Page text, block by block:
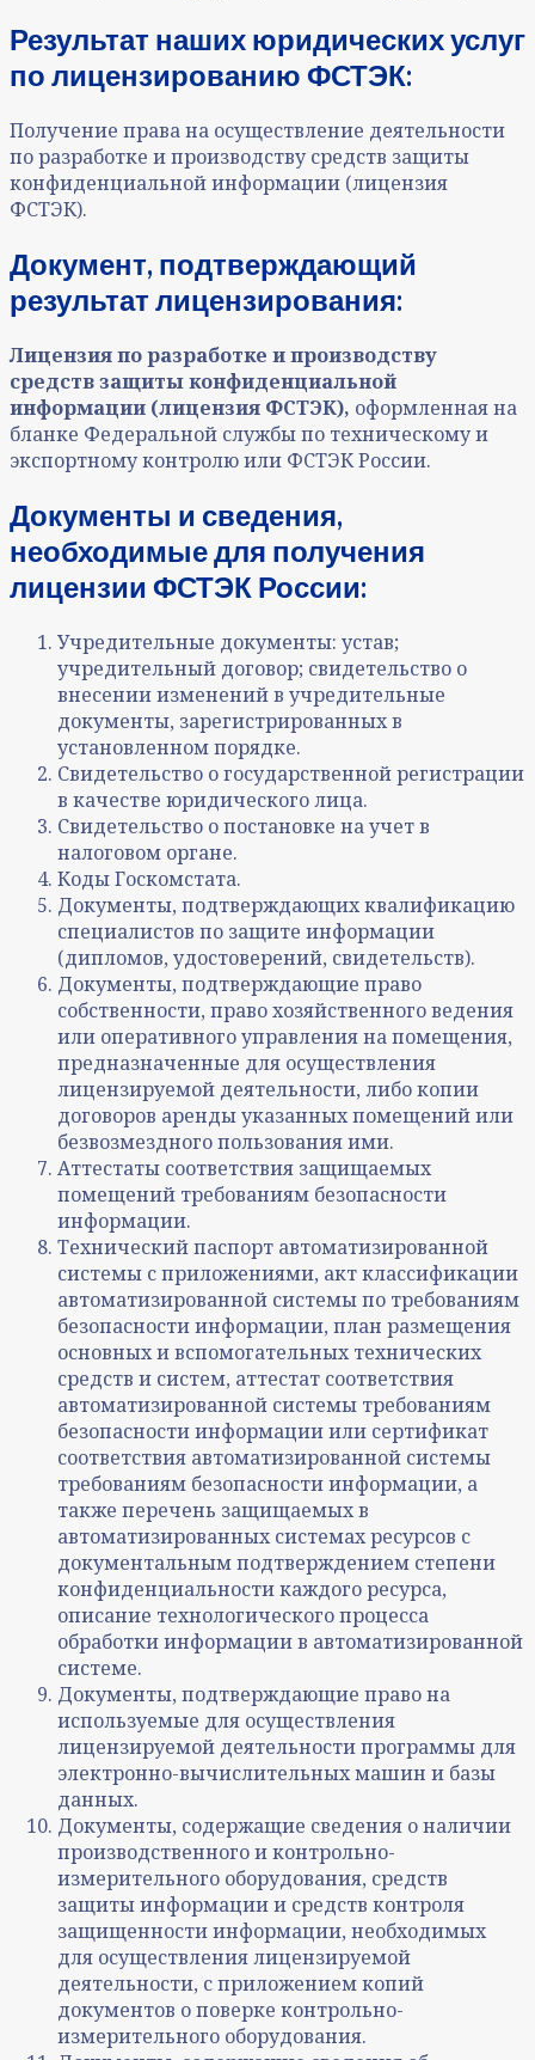
Результат наших юридических услуг
по лицензированию ФСТЭК:
Получение права на осуществление деятельности
по разработке и производству средств защиты
конфиденциальной информации (лицензия
ФСТЭК).
Документ, подтверждающий
результат лицензирования:
Лицензия по разработке и производству
средств защиты конфиденциальной
информации (лицензия ФСТЭК), оформленная на
бланке Федеральной службыпо техническому и
экспортному контролю или ФСТЭК России.
Документы и сведения,
необходимые для получения
лицензии ФСТЭК России:
Учредительные документы: устав;
учредительный договор; свидетельство о
внесении изменений в учредительные
документы, зарегистрированных в
установленном порядке.
Свидетельство о государственной регистрации
в качестве юридического лица.
Свидетельство о постановке на учет в
налоговом органе.
Коды Госкомстата.
Документы, подтверждающих квалификацию
специалистов по защите информации
(дипломов, удостоверений, свидетельств).
Документы, подтверждающие право
собственности, право хозяйственного ведения
или оперативного управления на помещения,
предназначенные для осуществления
лицензируемой деятельности, либо копии
договоров аренды указанных помещений или
безвозмездного пользования ими.
Аттестаты соответствия защищаемых
помещений требованиям безопасности
информации.
Технический паспорт автоматизированной
системы с приложениями, акт классификации
автоматизированной системы по требованиям
безопасности информации, план размещения
основных и вспомогательных технических
средств и систем, аттестат соответствия
автоматизированной системы требованиям
безопасности информации или сертификат
соответствия автоматизированной системы
требованиям безопасности информации, а
также перечень защищаемых в
автоматизированных системах ресурсов с
документальным подтверждением степени
конфиденциальности каждого ресурса,
описание технологического процесса
обработки информации в автоматизированной
системе.
Документы, подтверждающие право на
используемые для осуществления
лицензируемой деятельности программы для
электронно-вычислительных машин и базы
данных.
Документы, содержащие сведения о наличии
производственного и контрольно-
измерительного оборудования, средств
защиты информации и средств контроля
защищенности информации, необходимых
для осуществления лицензируемой
деятельности, с приложением копий
документов о поверке контрольно-
измерительного оборудования.